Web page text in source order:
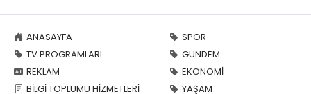
ANASAYFA
TV PROGRAMLARI
REKLAM
BİLGİ TOPLUMU HİZMETLERİ
SPOR
GÜNDEM
EKONOMİ
YAŞAM